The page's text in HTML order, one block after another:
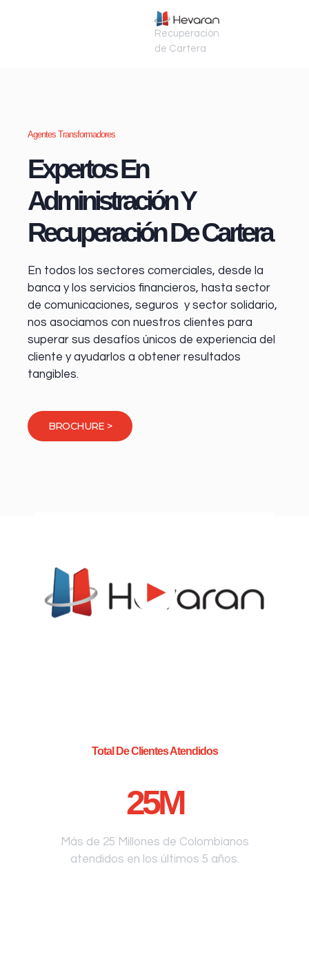
Recuperación
de Cartera
Agentes Transformadores
Expertos En
Administración Y
Recuperación De Cartera
En todos los sectores comerciales, desde la
banca y los servicios financieros, hasta sector
de comunicaciones, seguros y sector solidario,
nos asociamos con nuestros clientes para
superar sus desafíos únicos de experiencia del
cliente y ayudarlos a obtener resultados
tangibles.
BROCHURE >
Total De Clientes Atendidos
25M
Más de 25 Millones de Colombianos
atendidos en los últimos 5 años.